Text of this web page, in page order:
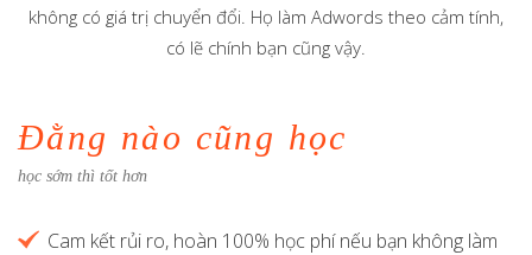
không có giá trị chuyển đổi. Họ làm Adwords theo cảm tính,
có lẽ chính bạn cũng vậy.
Đằng nào cũng học
học sớm thì tốt hơn
Cam kết rủi ro, hoàn 100% học phí nếu bạn không làm